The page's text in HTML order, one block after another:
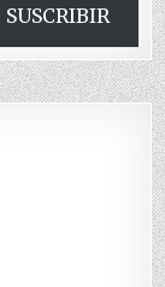
SUSCRIBIR